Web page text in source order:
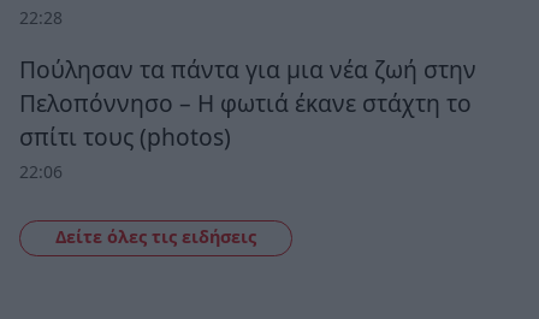
22:28
Πούλησαν τα πάντα για μια νέα ζωή στην
Πελοπόννησο – Η φωτιά έκανε στάχτη το
σπίτι τους (photos)
22:06
Δείτε όλες τις ειδήσεις